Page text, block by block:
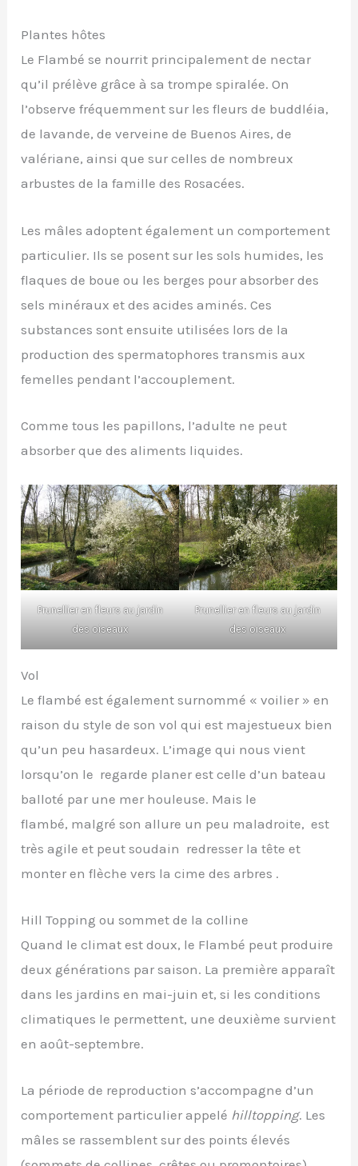
Plantes hôtes
Le Flambé se nourrit principalement de nectar
qu’il prélève grâce à sa trompe spiralée. On
l’observe fréquemment sur les fleurs de buddléia,
de lavande, de verveine de Buenos Aires, de
valériane, ainsi que sur celles de nombreux
arbustes de la famille des Rosacées.
Les mâles adoptent également un comportement
particulier. Ils se posent sur les sols humides, les
flaques de boue ou les berges pour absorber des
sels minéraux et des acides aminés. Ces
substances sont ensuite utilisées lors de la
production des spermatophores transmis aux
femelles pendant l’accouplement.
Comme tous les papillons, l’adulte ne peut
absorber que des aliments liquides.
Prunellier en fleurs au jardin
des oiseaux
Prunellier en fleurs au jardin
des oiseaux
Vol
Le flambé est également surnommé « voilier » en
raison du style de son vol qui est majestueux bien
qu’un peu hasardeux. L’image qui nous vient
lorsqu’on le regarde planer est celle d’un bateau
balloté par une mer houleuse. Mais le
flambé, malgré son allure un peu maladroite, est
très agile et peut soudain redresser la tête et
monter en flèche vers la cime des arbres .
Hill Topping ou sommet de la colline
Quand le climat est doux, le Flambé peut produire
deux générations par saison. La première apparaît
dans les jardins en mai-juin et, si les conditions
climatiques le permettent, une deuxième survient
en août-septembre.
La période de reproduction s’accompagne d’un
comportement particulier appelé hilltopping. Les
mâles se rassemblent sur des points élevés